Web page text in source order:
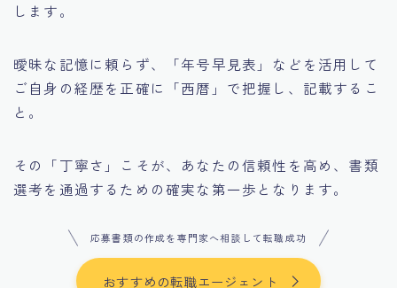
します。
曖昧な記憶に頼らず、「年号早見表」などを活用して
ご自身の経歴を正確に「西暦」で把握し、記載するこ
と。
その「丁寧さ」こそが、あなたの信頼性を高め、書類
選考を通過するための確実な第一歩となります。
応募書類の作成を専門家へ相談して転職成功
おすすめの転職エージェント